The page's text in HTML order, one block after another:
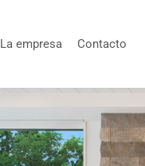
La empresa Contacto